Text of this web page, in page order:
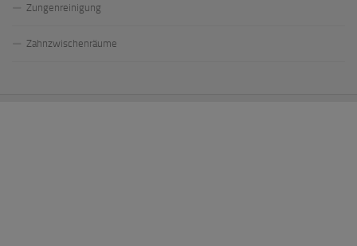
Zungenreinigung
Zahnzwischenräume